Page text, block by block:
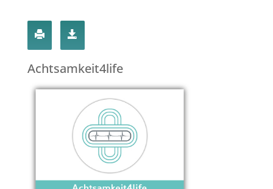
Achtsamkeit4life